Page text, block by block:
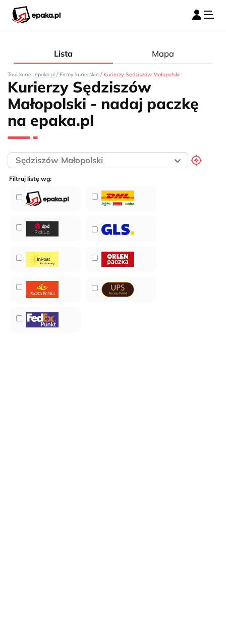
Lista Mapa
Tani kurier epaka.pl / Firmy kurierskie / Kurierzy Sędziszów Małopolski
Kurierzy Sędziszów
Małopolski - nadaj paczkę
na epaka.pl
Filtruj listę wg: